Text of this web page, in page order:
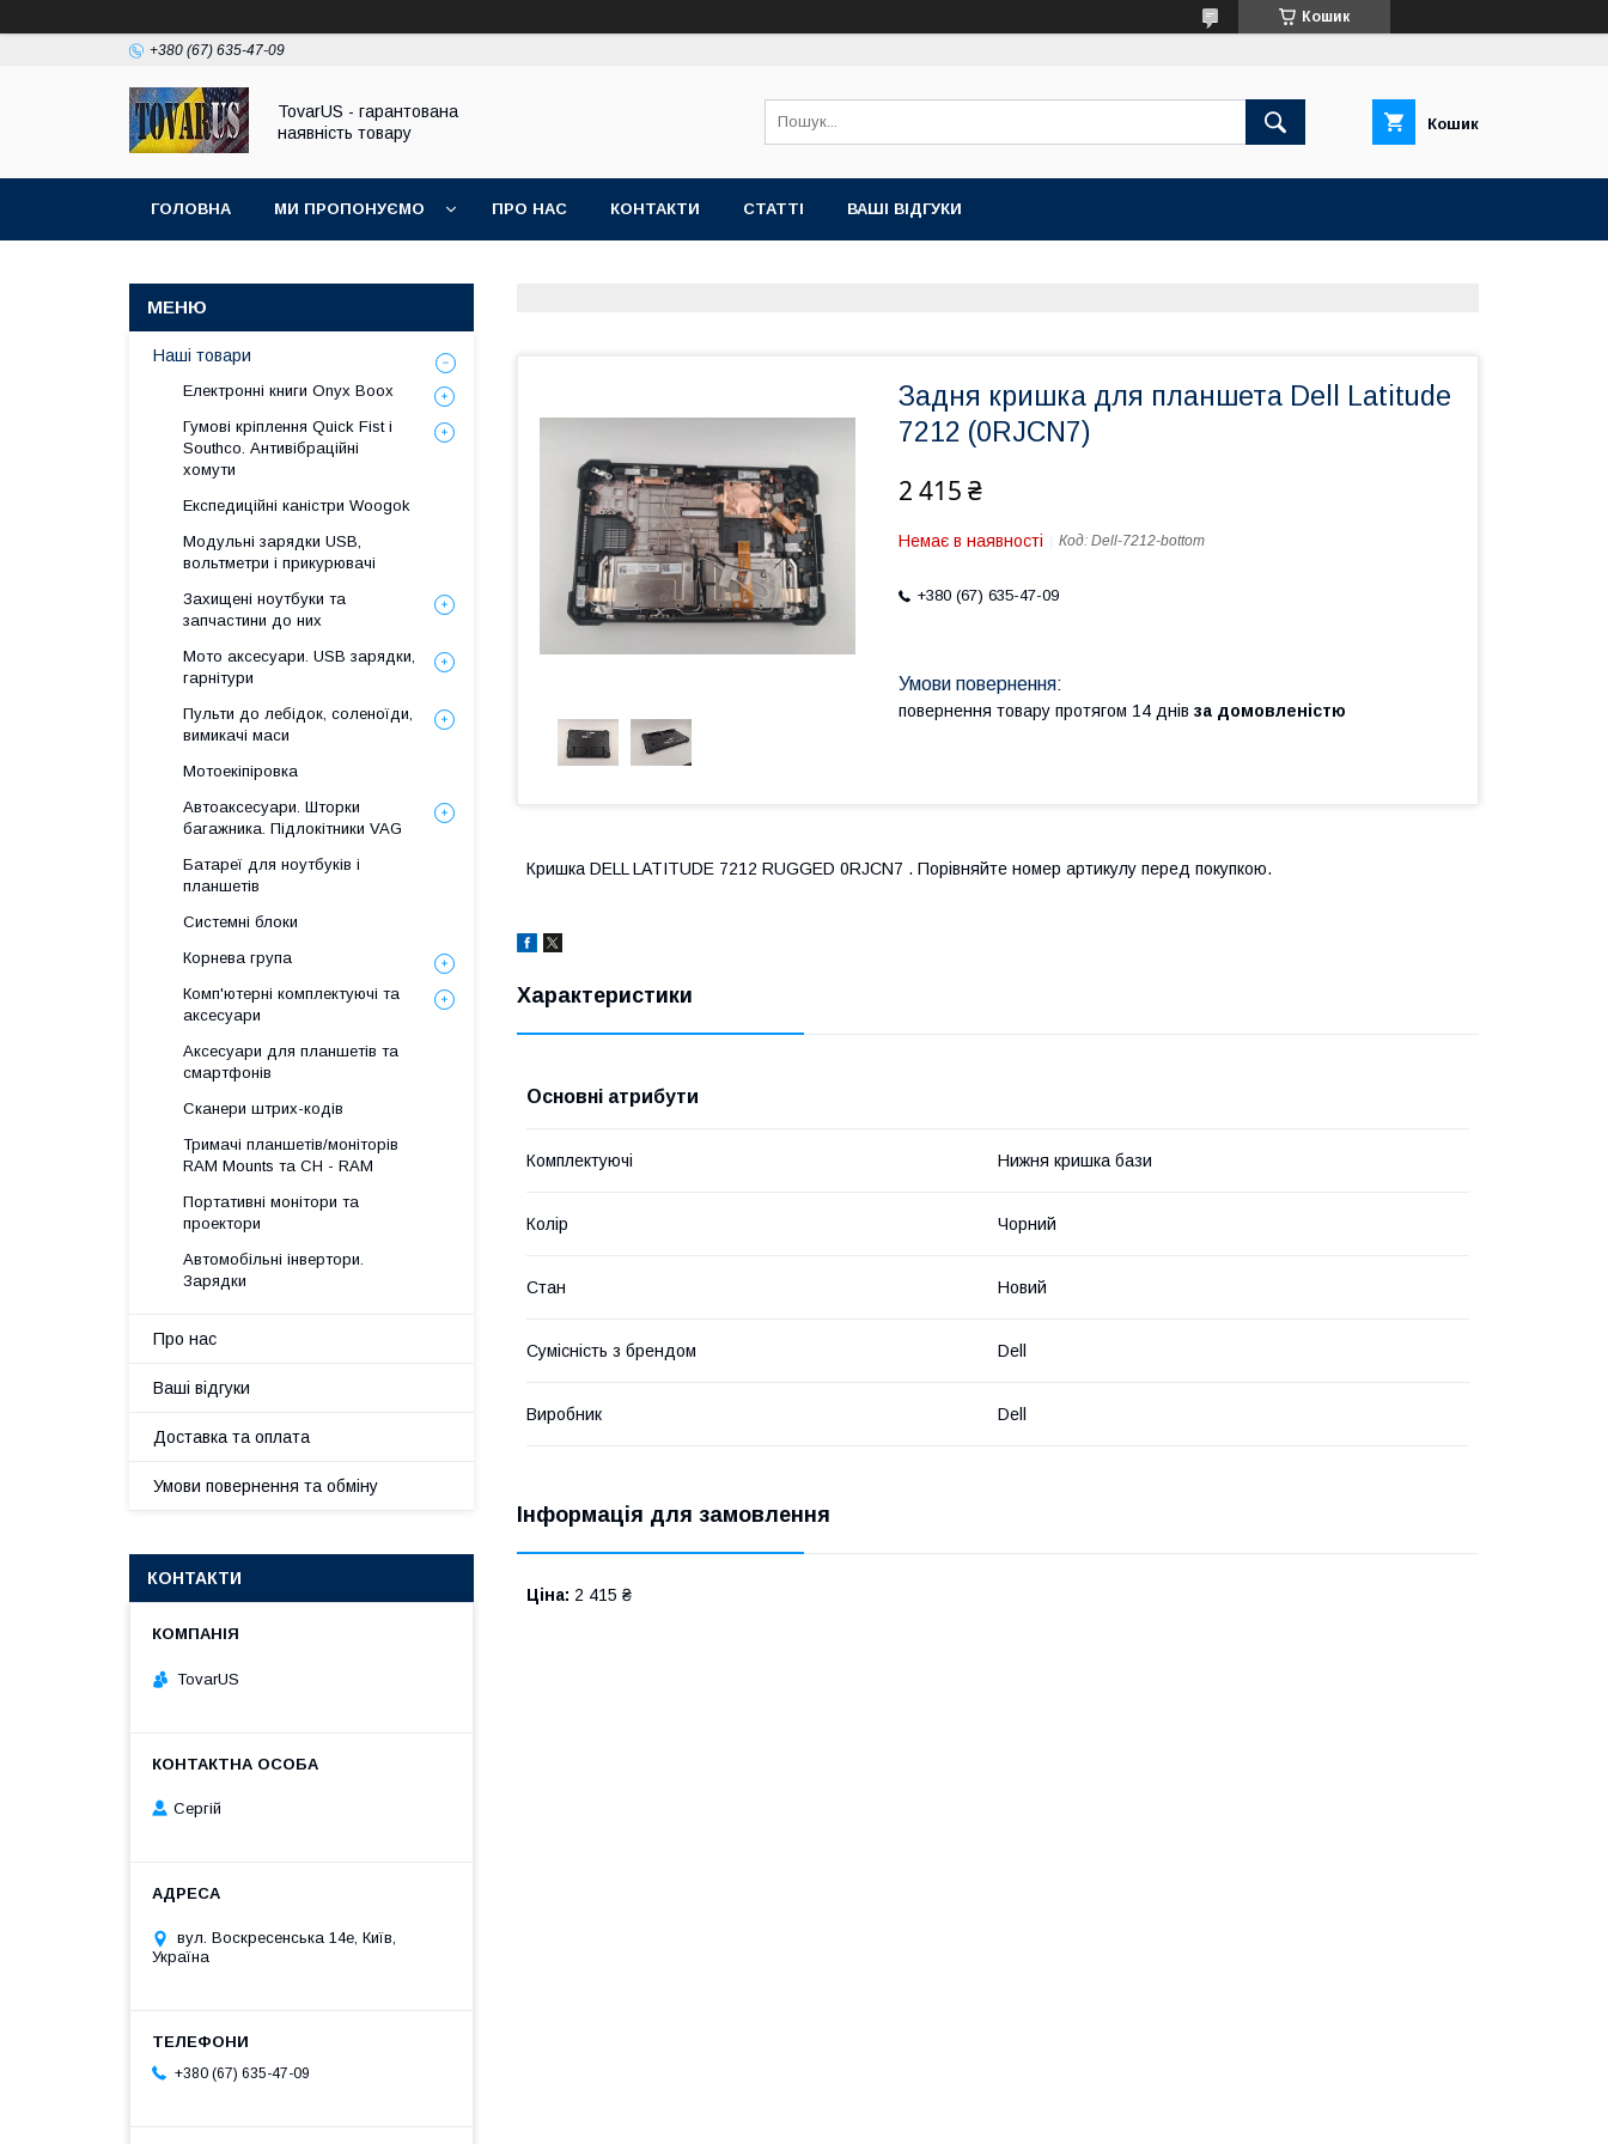
Кошик
+380 (67) 635-47-09
TovarUS - гарантована
наявність товару
Кошик
ГОЛОВНА МИ ПРОПОНУЄМО ПРО НАС КОНТАКТИ СТАТТІ ВАШІ ВІДГУКИ
Задня кришка для планшета Dell Latitude
7212 (0RJCN7)
2 415 ₴
Немає в наявності Код: Dell-7212-bottom
+380 (67) 635-47-09
повернення товару протягом 14 днів за домовленістю
Кришка DELL LATITUDE 7212 RUGGED 0RJCN7 . Порівняйте номер артикулу перед покупкою.
Характеристики
Основні атрибути
Комплектуючі Нижня кришка бази
Колір Чорний
Стан Новий
Сумісність з брендом Dell
Виробник Dell
Інформація для замовлення
Ціна: 2 415 ₴
Наші товари
Електронні книги Onyx Boox
Гумові кріплення Quick Fist і
Southco. Антивібраційні
хомути
Експедиційні каністри Woogok
Модульні зарядки USB,
вольтметри і прикурювачі
Захищені ноутбуки та
запчастини до них
Мото аксесуари. USB зарядки,
гарнітури
Пульти до лебідок, соленоїди,
вимикачі маси
Мотоекіпіровка
Автоаксесуари. Шторки
багажника. Підлокітники VAG
Батареї для ноутбуків і
планшетів
Системні блоки
Корнева група
Комп'ютерні комплектуючі та
аксесуари
Аксесуари для планшетів та
смартфонів
Сканери штрих-кодів
Тримачі планшетів/моніторів
RAM Mounts та CH - RAM
Портативні монітори та
проектори
Автомобільні інвертори.
Зарядки
Про нас
Ваші відгуки
Доставка та оплата
Умови повернення та обміну
КОНТАКТИ
TovarUS
Сергій
вул. Воскресенська 14е, Київ,
Україна
+380 (67) 635-47-09